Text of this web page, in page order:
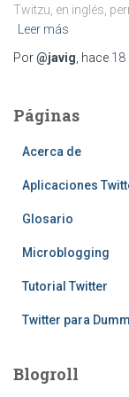
Twitzu, en inglés,
Leer más
Por@javig , hace 18
Páginas
Acerca de
Aplicaciones
Glosario
Microblogging
Tutorial Twitter
Twitter para
Blogroll